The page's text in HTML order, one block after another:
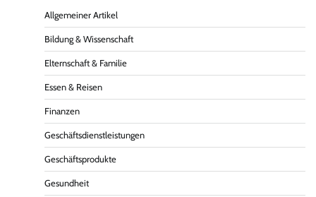
Allgemeiner Artikel
Bildung & Wissenschaft
Elternschaft & Familie
Essen & Reisen
Finanzen
Geschäftsdienstleistungen
Geschäftsprodukte
Gesundheit